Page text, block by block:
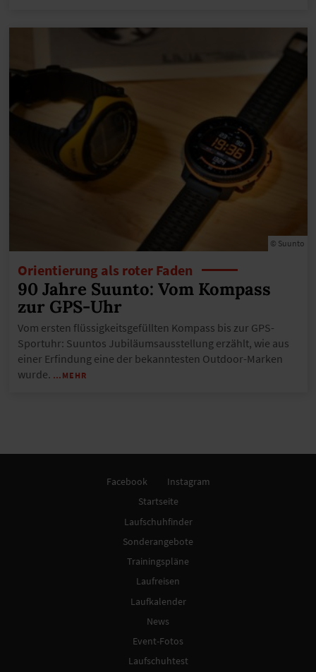
© Suunto
Orientierung als roter Faden
90 Jahre Suunto: Vom Kompass
zur GPS-Uhr
Vom ersten flüssigkeitsgefüllten Kompass bis zur GPS-
Sportuhr: Suuntos Jubiläumsausstellung erzählt, wie aus
einer Erfindung eine der bekanntesten Outdoor-Marken
wurde. …MEHR
Facebook
Instagram
Startseite
Laufschuhfinder
Sonderangebote
Trainingspläne
Laufreisen
Laufkalender
News
Event-Fotos
Laufschuhtest